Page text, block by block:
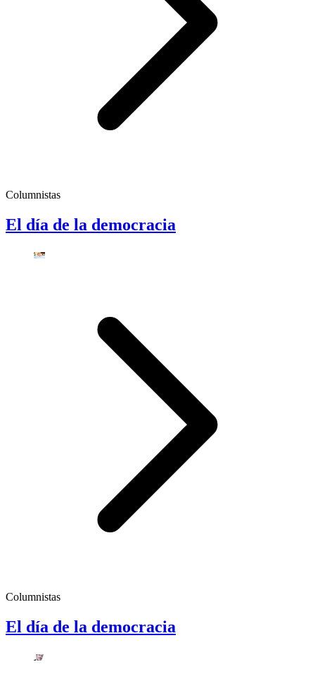
Columnistas
El día de la democracia
Columnistas
El día de la democracia